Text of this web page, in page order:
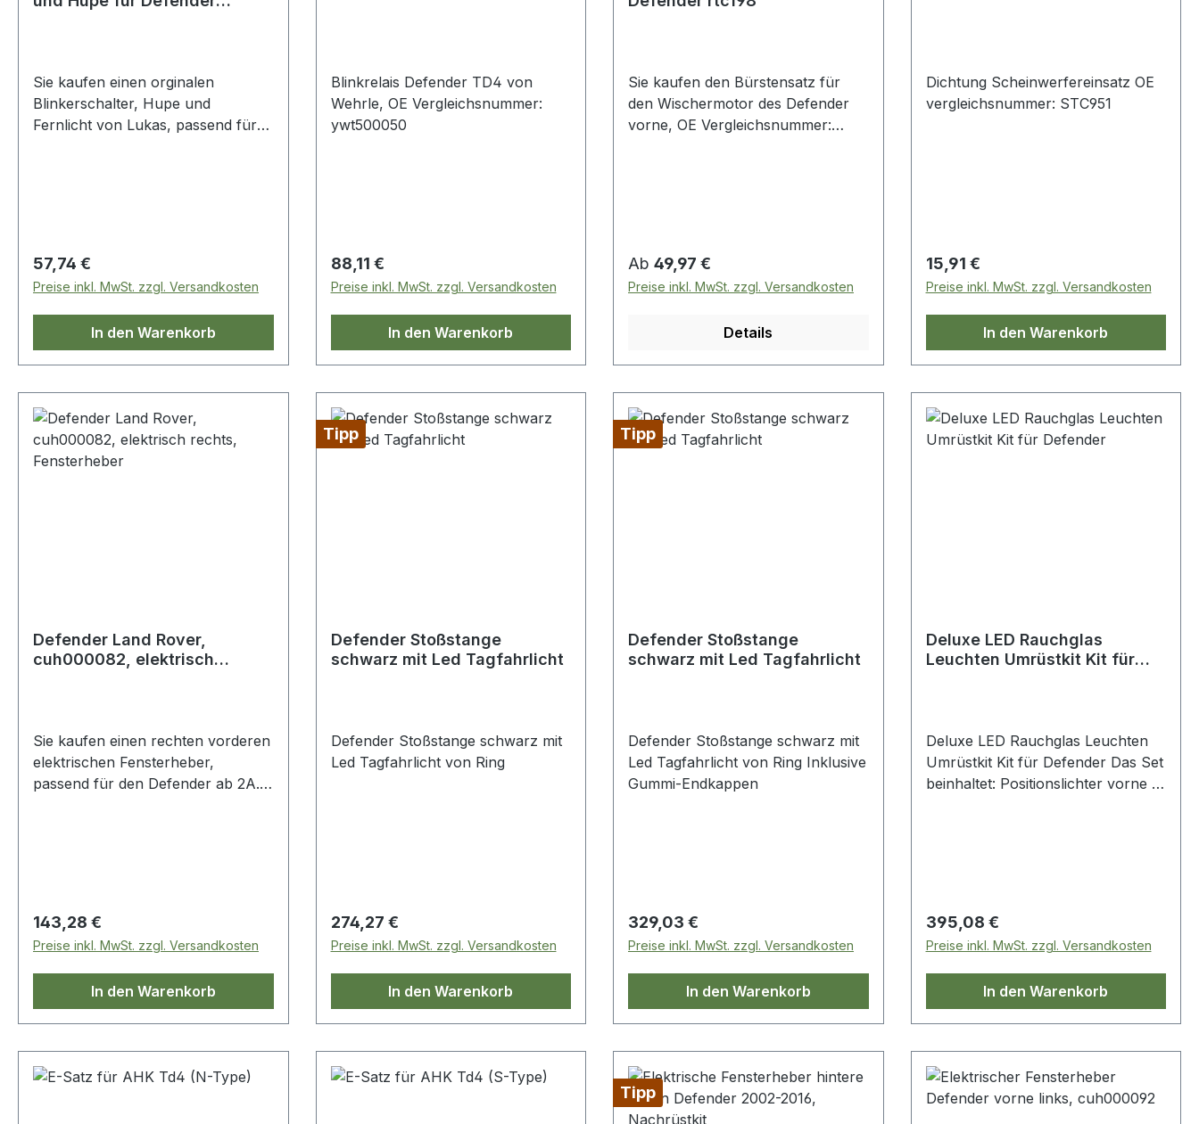
Sie kaufen einen orginalen
Blinkerschalter, Hupe und
Fernlicht von Lukas, passend für
XPB101290LUCAS
Regulärer Preis:
57,74 €
Preise inkl. MwSt. zzgl. Versandkosten
In den Warenkorb
Blinkrelais Defender TD4 von
Wehrle, OE Vergleichsnummer:
ywt500050
Regulärer Preis:
88,11 €
Preise inkl. MwSt. zzgl. Versandkosten
In den Warenkorb
Sie kaufen den Bürstensatz für
den Wischermotor des Defender
vorne, OE Vergleichsnummer:
Regulärer Preis:
Ab 49,97 €
Preise inkl. MwSt. zzgl. Versandkosten
Details
Dichtung Scheinwerfereinsatz OE
vergleichsnummer: STC951
Regulärer Preis:
15,91 €
Preise inkl. MwSt. zzgl. Versandkosten
In den Warenkorb
Defender Land Rover,
cuh000082, elektrisch
Sie kaufen einen rechten vorderen
elektrischen Fensterheber,
passend für den Defender ab 2A.
Regulärer Preis:
143,28 €
Preise inkl. MwSt. zzgl. Versandkosten
In den Warenkorb
Tipp
Defender Stoßstange
schwarz mit Led Tagfahrlicht
Defender Stoßstange schwarz mit
Led Tagfahrlicht von Ring
Regulärer Preis:
274,27 €
Preise inkl. MwSt. zzgl. Versandkosten
In den Warenkorb
Tipp
Defender Stoßstange
schwarz mit Led Tagfahrlicht
Defender Stoßstange schwarz mit
Led Tagfahrlicht von Ring Inklusive
Gummi-Endkappen
Regulärer Preis:
329,03 €
Preise inkl. MwSt. zzgl. Versandkosten
In den Warenkorb
Deluxe LED Rauchglas
Leuchten Umrüstkit Kit für
Deluxe LED Rauchglas Leuchten
Umrüstkit Kit für Defender Das Set
beinhaltet: Positionslichter vorne
Regulärer Preis:
395,08 €
Preise inkl. MwSt. zzgl. Versandkosten
In den Warenkorb
Tipp